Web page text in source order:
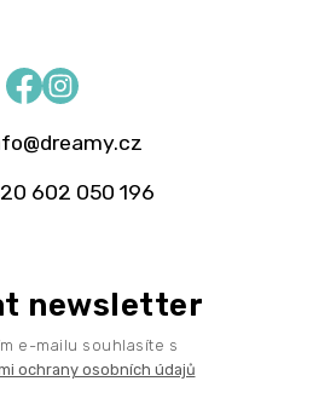
FacebookInstagram
@dreamy.cz
602 050 196
newsletter
e-mailu souhlasíte s
ochrany osobních údajů